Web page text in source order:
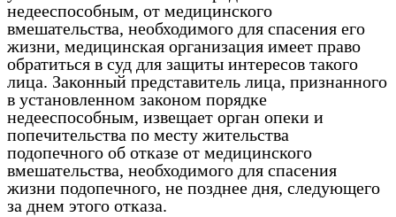
недееспособным, от медицинского
вмешательства, необходимого для спасения его
жизни, медицинская организация имеет право
обратиться в суд для защиты интересов такого
лица. Законный представитель лица, признанного
в установленном законом порядке
недееспособным, извещает орган опеки и
попечительства по месту жительства
подопечного об отказе от медицинского
вмешательства, необходимого для спасения
жизни подопечного, не позднее дня, следующего
за днем этого отказа.